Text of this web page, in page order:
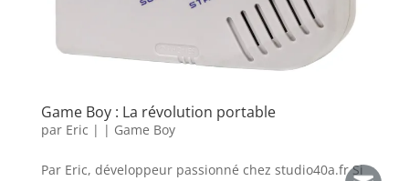
Game Boy : La révolution portable
par Eric | | Game Boy
Par Eric, développeur passionné chez studio40a.fr Si